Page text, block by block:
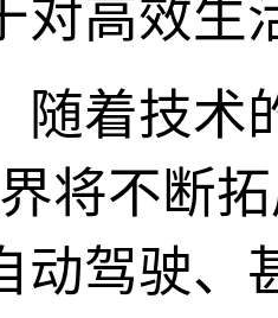
对高效生
随着技术
将不断
动驾驶、